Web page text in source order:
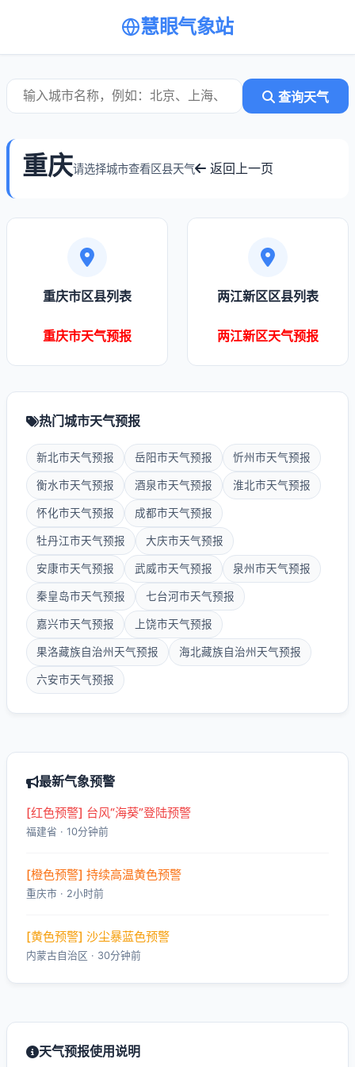
慧眼气象站
查询天气
重庆请选择城市查看区县天气 返回上一页
重庆市区县列表
重庆市天气预报
两江新区区县列表
两江新区天气预报
热门城市天气预报
新北市天气预报 岳阳市天气预报 忻州市天气预报
衡水市天气预报 酒泉市天气预报 淮北市天气预报
怀化市天气预报 成都市天气预报
牡丹江市天气预报 大庆市天气预报
安康市天气预报 武威市天气预报 泉州市天气预报
秦皇岛市天气预报 七台河市天气预报
嘉兴市天气预报 上饶市天气预报
果洛藏族自治州天气预报 海北藏族自治州天气预报
六安市天气预报
最新气象预警
[红色预警] 台风“海葵”登陆预警
福建省 · 10分钟前
[橙色预警] 持续高温黄色预警
重庆市 · 2小时前
[黄色预警] 沙尘暴蓝色预警
内蒙古自治区 · 30分钟前
天气预报使用说明